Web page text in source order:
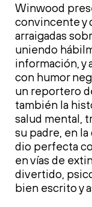
Winwood
convincente y
arraigadas
uniendo
información, y
con humor
un reportero
también la
salud mental,
su padre, en
dio perfecta
en vías de
divertido,
bien escrito y